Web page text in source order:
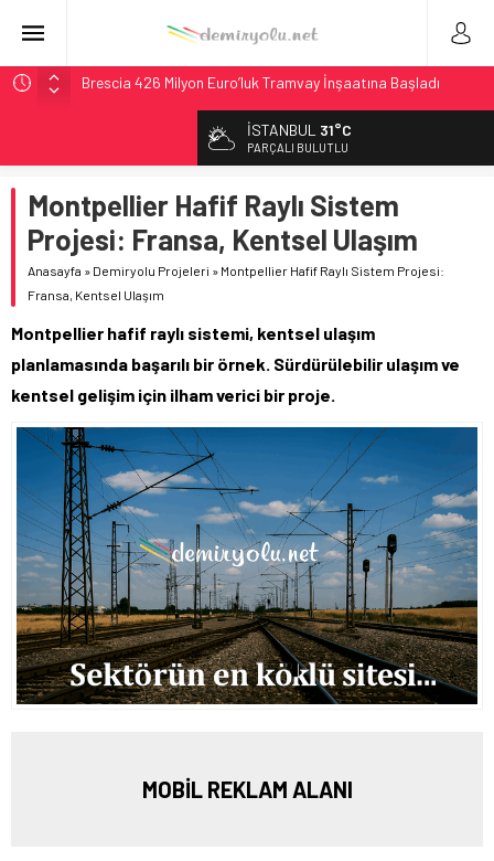
Brescia 426 Milyon Euro’luk Tramvay İnşaatına Başladı
Northern Railway Doğruladı: 308 Bin Rupiye Özel Vagonda
Chicago’da Metra Polisi BVLOS Drone’larla Müdahale
Süresini Kısalttı
NJ Transit’ten Tarihi Bütçe: 46 Yılın Rekoru Onaylandı
České dráhy 101 Yaşındaki Buharlıyı Šumava Seferlerine
Çıkarıyor
İSTANBUL 31°C
PARÇALI BULUTLU
Montpellier Hafif Raylı Sistem
Projesi: Fransa, Kentsel Ulaşım
Anasayfa » Demiryolu Projeleri » Montpellier Hafif Raylı Sistem Projesi:
Fransa, Kentsel Ulaşım
Montpellier hafif raylı sistemi, kentsel ulaşım
planlamasında başarılı bir örnek. Sürdürülebilir ulaşım ve
kentsel gelişim için ilham verici bir proje.
MOBİL REKLAM ALANI